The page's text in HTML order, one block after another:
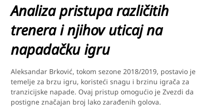
Analiza pristupa različitih
trenera i njihov uticaj na
napadačku igru
Aleksandar Brković, tokom sezone 2018/2019, postavio je
temelje za brzu igru, koristeći snagu i brzinu igrača za
tranzicijske napade. Ovaj pristup omogućio je Zvezdi da
postigne značajan broj lako zarađenih golova.